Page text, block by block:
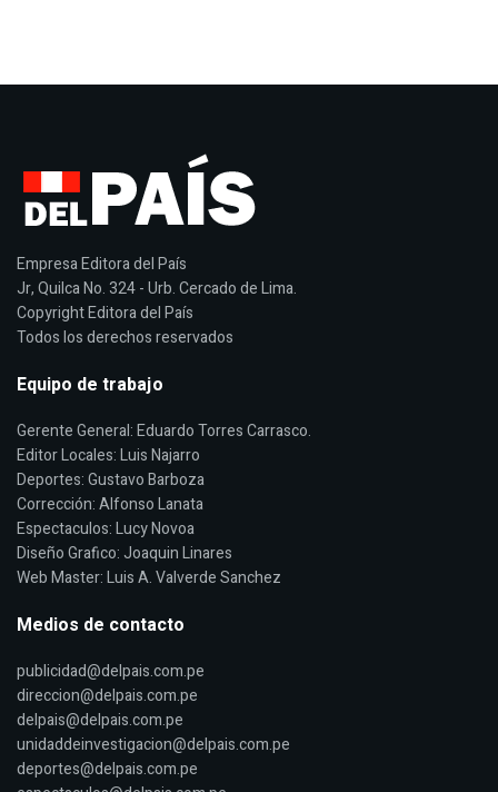
Empresa Editora del País
Jr, Quilca No. 324 - Urb. Cercado de Lima.
Copyright Editora del País
Todos los derechos reservados
Equipo de trabajo
Gerente General: Eduardo Torres Carrasco.
Editor Locales: Luis Najarro
Deportes: Gustavo Barboza
Corrección: Alfonso Lanata
Espectaculos: Lucy Novoa
Diseño Grafico: Joaquin Linares
Web Master: Luis A. Valverde Sanchez
Medios de contacto
publicidad@delpais.com.pe
direccion@delpais.com.pe
delpais@delpais.com.pe
unidaddeinvestigacion@delpais.com.pe
deportes@delpais.com.pe